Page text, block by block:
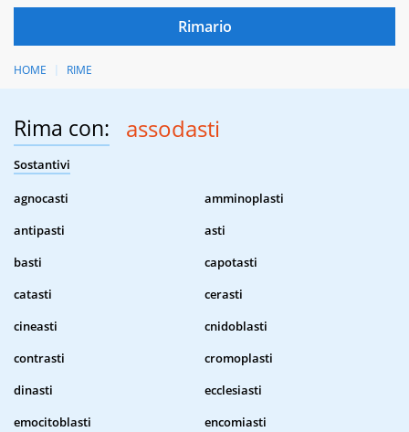
HOME RIME
Rima con: assodasti
Sostantivi
agnocasti
amminoplasti
antipasti
asti
basti
capotasti
catasti
cerasti
cineasti
cnidoblasti
contrasti
cromoplasti
dinasti
ecclesiasti
emocitoblasti
encomiasti